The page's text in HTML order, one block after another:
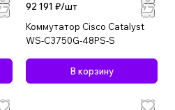
92 191 ₽/шт
Коммутатор Cisco Catalyst
WS-C3750G-48PS-S
В корзину